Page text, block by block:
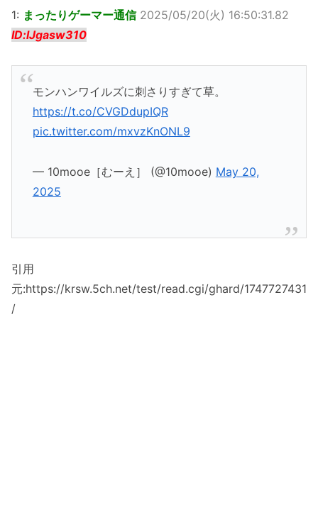
1: まったりゲーマー通信 2025/05/20(火) 16:50:31.82
ID:lJgasw310
モンハンワイルズに刺さりすぎて草。
https://t.co/CVGDdupIQR
pic.twitter.com/mxvzKnONL9
— 10mooe［むーえ］ (@10mooe) May 20,
2025
引用
元:https://krsw.5ch.net/test/read.cgi/ghard/1747727431
/